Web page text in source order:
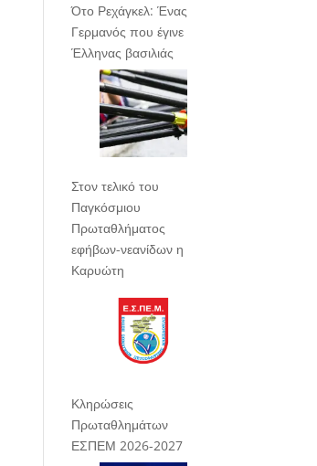
Ότο Ρεχάγκελ: Ένας
Γερμανός που έγινε
Έλληνας βασιλιάς
Στον τελικό του
Παγκόσμιου
Πρωταθλήματος
εφήβων-νεανίδων η
Καρυώτη
Κληρώσεις
Πρωταθλημάτων
ΕΣΠΕΜ 2026-2027